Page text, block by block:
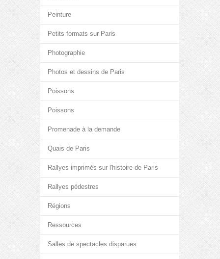
Peinture
Petits formats sur Paris
Photographie
Photos et dessins de Paris
Poissons
Poissons
Promenade à la demande
Quais de Paris
Rallyes imprimés sur l'histoire de Paris
Rallyes pédestres
Régions
Ressources
Salles de spectacles disparues